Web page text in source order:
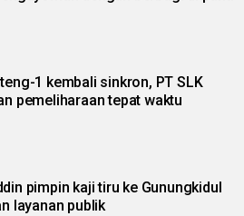
1 kembali sinkron, PT SLK
pemeliharaan tepat waktu
pimpin kaji tiru ke Gunungkidul
layanan publik